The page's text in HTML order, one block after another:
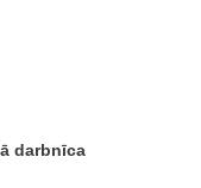
darbnīca